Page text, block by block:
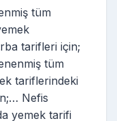
tüm
tarifleri için;
tüm
tariflerindeki
Nefis
yemek tarifi